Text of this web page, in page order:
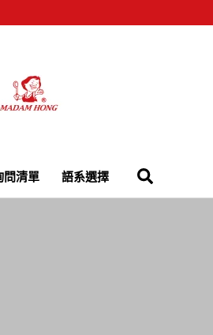
問清單 語系選擇